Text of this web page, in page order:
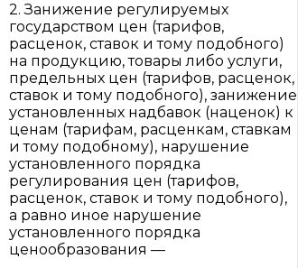
2. Занижение регулируемых
государством цен (тарифов,
расценок, ставок и тому подобного)
на продукцию, товары либо услуги,
предельных цен (тарифов, расценок,
ставок и тому подобного), занижение
установленных надбавок (наценок) к
ценам (тарифам, расценкам, ставкам
и тому подобному), нарушение
установленного порядка
регулирования цен (тарифов,
расценок, ставок и тому подобного),
а равно иное нарушение
установленного порядка
ценообразования —